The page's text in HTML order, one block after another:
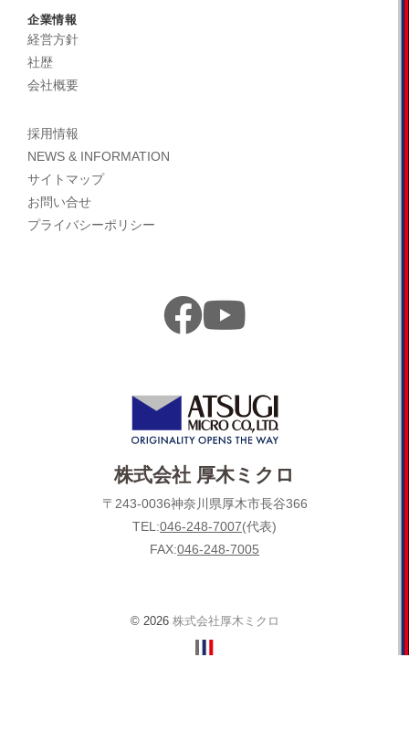
企業情報
経営方針
社歴
会社概要
採用情報
NEWS & INFORMATION
サイトマップ
お問い合せ
プライバシーポリシー
株式会社 厚木ミクロ
〒243-0036神奈川県厚木市長谷366
TEL:046-248-7007(代表)
FAX:046-248-7005
© 2026 株式会社厚木ミクロ